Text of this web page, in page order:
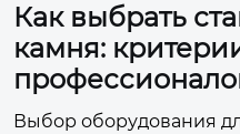
Как выбрать
камня:
Выбор оборудования